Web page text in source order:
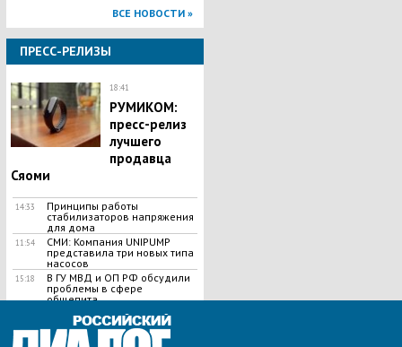
ВСЕ НОВОСТИ »
ПРЕСС-РЕЛИЗЫ
18:41
РУМИКОМ:
пресс-релиз
лучшего
продавца
Сяоми
14:33
Принципы работы
стабилизаторов напряжения
для дома
11:54
СМИ: Компания UNIPUMP
представила три новых типа
насосов
15:18
В ГУ МВД и ОП РФ обсудили
проблемы в сфере
общепита
ВСЕ НОВОСТИ »